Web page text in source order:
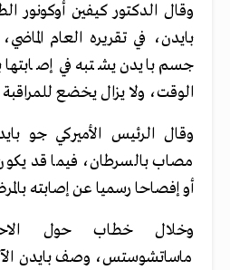
وقال الدكتور كيفين أوكونور
بايدن، في تقريره العام
جسم بايدن يشتبه في
الوقت، ولا يزال يخضع
وقال الرئيس الأميركي جو
مصاب بالسرطان، فيما قد
أو إفصاحا رسميا عن إصابته
وخلال خطاب حول
ماساتشوستس، وصف بايدن